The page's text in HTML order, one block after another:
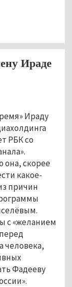
Ираде
Ираду
РБК со
она, скорее
какое-
причин
с «желанием
человека,
Фадееву